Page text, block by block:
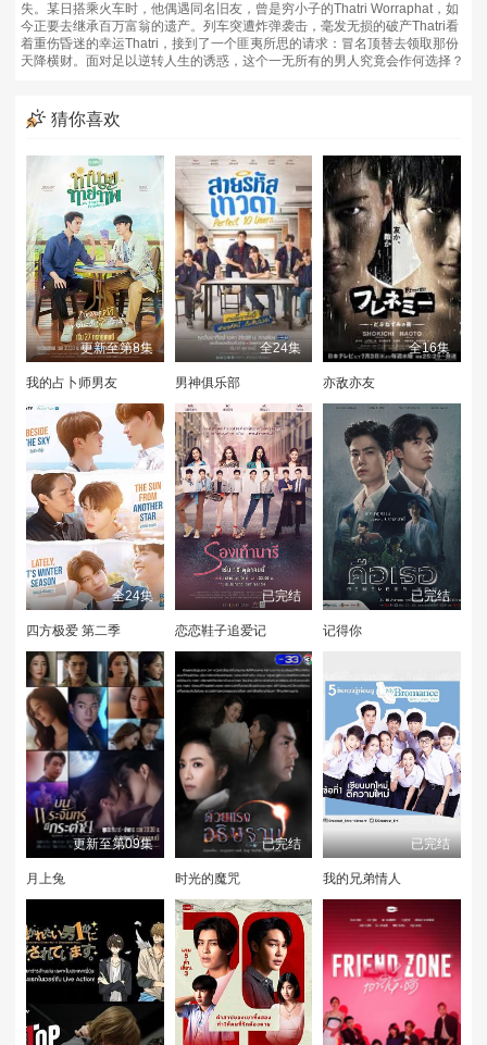
失。某日搭乘火车时，他偶遇同名旧友，曾是穷小子的Thatri Worraphat，如
今正要去继承百万富翁的遗产。列车突遭炸弹袭击，毫发无损的破产Thatri看
着重伤昏迷的幸运Thatri，接到了一个匪夷所思的请求：冒名顶替去领取那份
天降横财。面对足以逆转人生的诱惑，这个一无所有的男人究竟会作何选择？
猜你喜欢
更新至第8集
我的占卜师男友
全24集
男神俱乐部
全16集
亦敌亦友
全24集
四方极爱 第二季
已完结
恋恋鞋子追爱记
已完结
记得你
更新至第09集
月上兔
已完结
时光的魔咒
已完结
我的兄弟情人